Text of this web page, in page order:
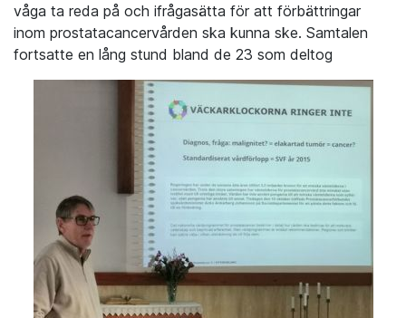
våga ta reda på och ifrågasätta för att förbättringar
inom prostatacancervården ska kunna ske. Samtalen
fortsatte en lång stund bland de 23 som deltog